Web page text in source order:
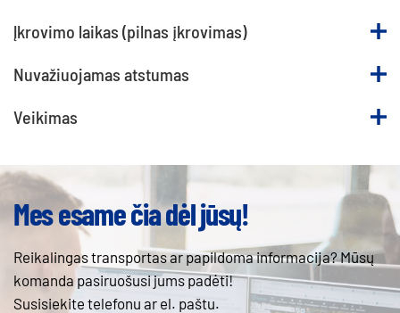
Įkrovimo laikas (pilnas įkrovimas)
Nuvažiuojamas atstumas
Veikimas
Mes esame čia dėl jūsų!
Reikalingas transportas ar papildoma informacija? Mūsų
komanda pasiruošusi jums padėti!
Susisiekite telefonu ar el. paštu.